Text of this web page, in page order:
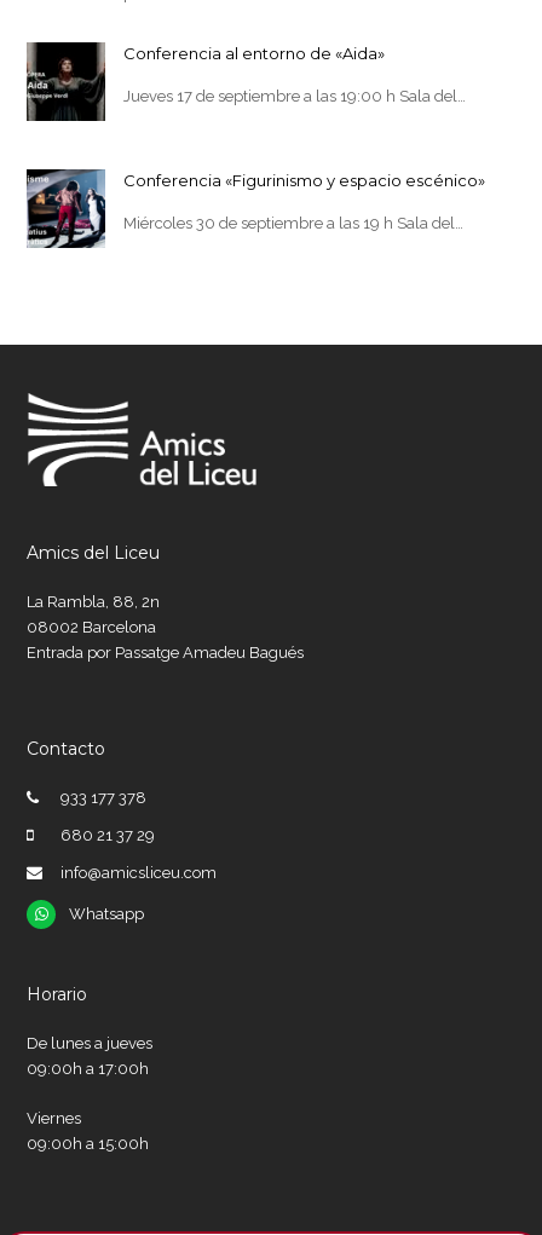
Conferencia al entorno de «Aida»
Jueves 17 de septiembre a las 19:00 h Sala del…
Conferencia «Figurinismo y espacio escénico»
Miércoles 30 de septiembre a las 19 h Sala del…
Amics del Liceu
La Rambla, 88, 2n
08002 Barcelona
Entrada por Passatge Amadeu Bagués
Contacto
933 177 378
680 21 37 29
info@amicsliceu.com
Whatsapp
Whatsapp
Horario
De lunes a jueves
09:00h a 17:00h
Viernes
09:00h a 15:00h